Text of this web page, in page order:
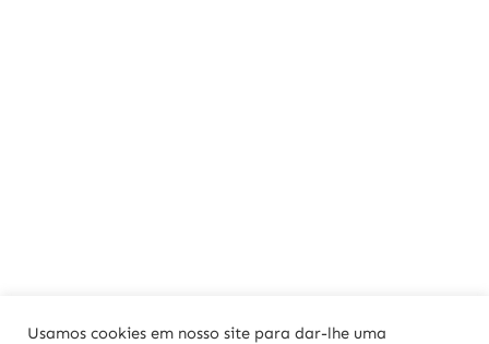
Usamos cookies em nosso site para dar-lhe uma